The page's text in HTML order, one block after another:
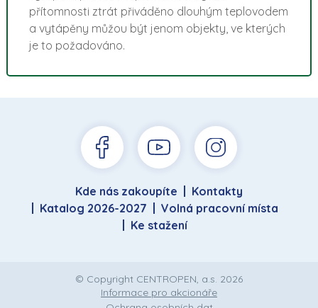
přítomnosti ztrát přiváděno dlouhým teplovodem
a vytápěny můžou být jenom objekty, ve kterých
je to požadováno.
Kde nás zakoupíte
Kontakty
Katalog 2026-2027
Volná pracovní místa
Ke stažení
© Copyright CENTROPEN, a.s. 2026
Informace pro akcionáře